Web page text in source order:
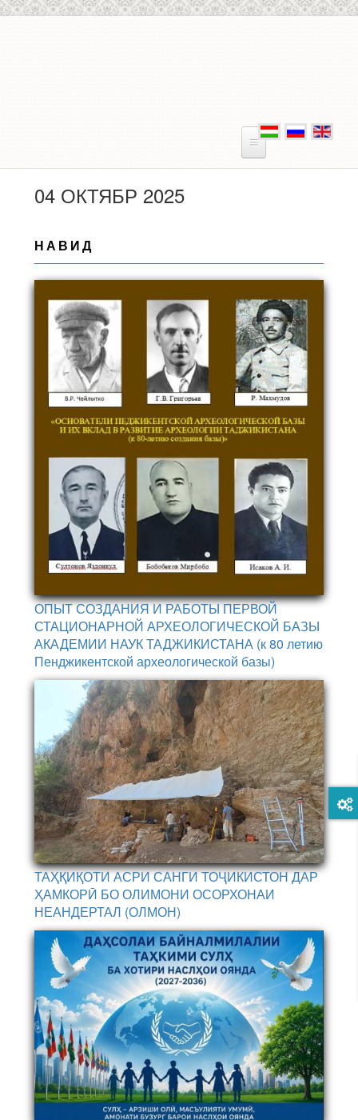
04 ОКТЯБР 2025
НАВИД
ОПЫТ СОЗДАНИЯ И РАБОТЫ ПЕРВОЙ
СТАЦИОНАРНОЙ АРХЕОЛОГИЧЕСКОЙ БАЗЫ
АКАДЕМИИ НАУК ТАДЖИКИСТАНА (к 80 летию
Пенджикентской археологической базы)
ТАҲҚИҚОТИ АСРИ САНГИ ТОҶИКИСТОН ДАР
ҲАМКОРӢ БО ОЛИМОНИ ОСОРХОНАИ
НЕАНДЕРТАЛ (ОЛМОН)